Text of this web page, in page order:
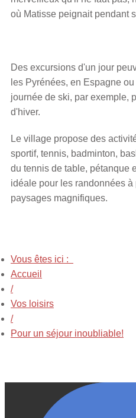
où Matisse peignait pendant
Des excursions d'un jour
les Pyrénées, en Espagne
journée de ski, par exemple,
d'hiver.
Le village propose des
sportif, tennis, badminton,
du tennis de table, pétanque
idéale pour les randonnées
paysages magnifiques.
Vous êtes ici :
Accueil
/
Vos loisirs
/
Pour un séjour inoubliable!